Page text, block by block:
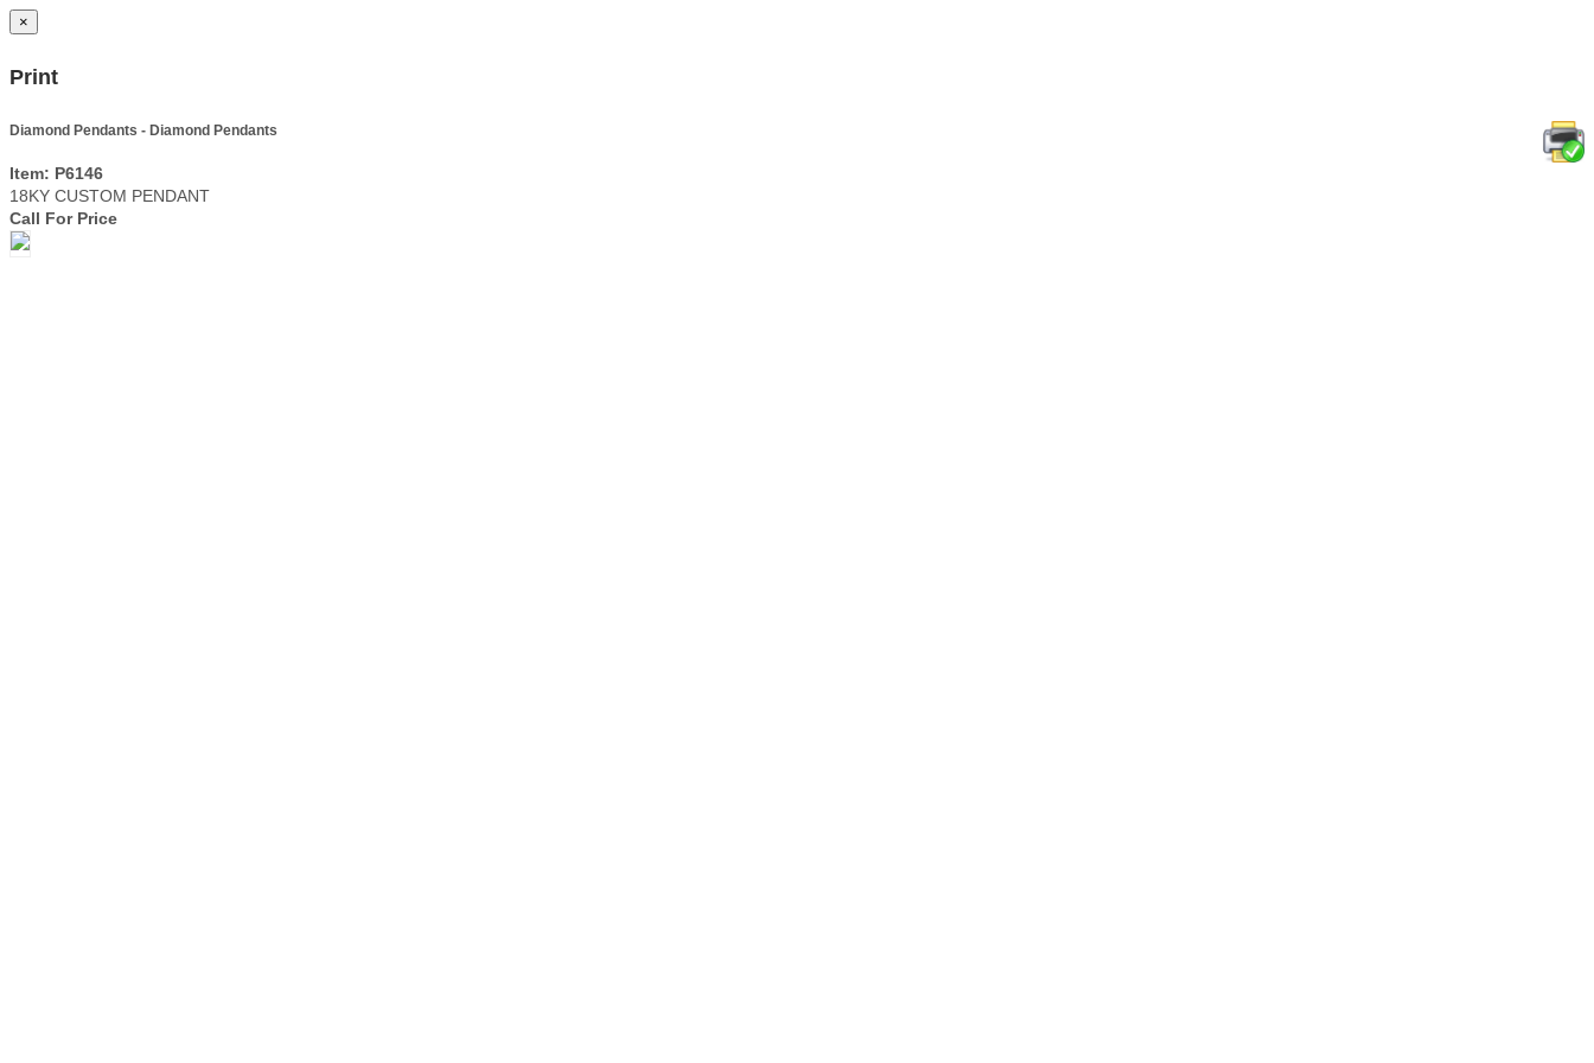
×
Print
Diamond Pendants - Diamond Pendants
Item: P6146
18KY CUSTOM PENDANT
Call For Price